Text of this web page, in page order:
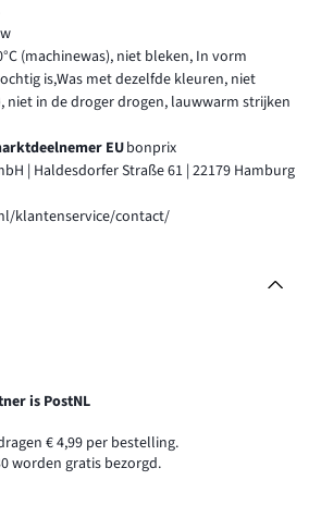
(machinewas), niet bleken, In vorm
is,Was met dezelfde kleuren, niet
niet in de droger drogen, lauwwarm strijken
EUbonprix
| Haldesdorfer Straße 61 | 22179 Hamburg
klantenservice/contact/
is PostNL
€ 4,99 per bestelling.
worden gratis bezorgd.